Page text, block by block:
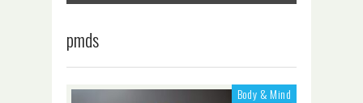
pmds
Body & Mind